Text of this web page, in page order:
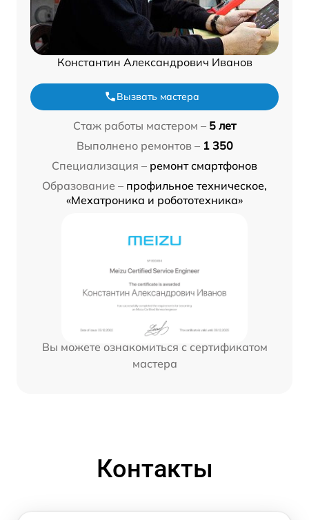
Константин Александрович Иванов
Вызвать мастера
Стаж работы мастером – 5 лет
Выполнено ремонтов – 1 350
Специализация – ремонт смартфонов
Образование – профильное техническое,
«Мехатроника и робототехника»
Вы можете ознакомиться с сертификатом
мастера
Контакты